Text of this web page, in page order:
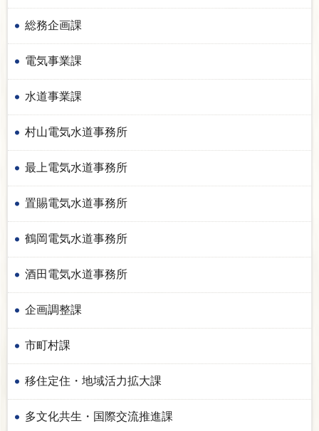
総務企画課
電気事業課
水道事業課
村山電気水道事務所
最上電気水道事務所
置賜電気水道事務所
鶴岡電気水道事務所
酒田電気水道事務所
企画調整課
市町村課
移住定住・地域活力拡大課
多文化共生・国際交流推進課